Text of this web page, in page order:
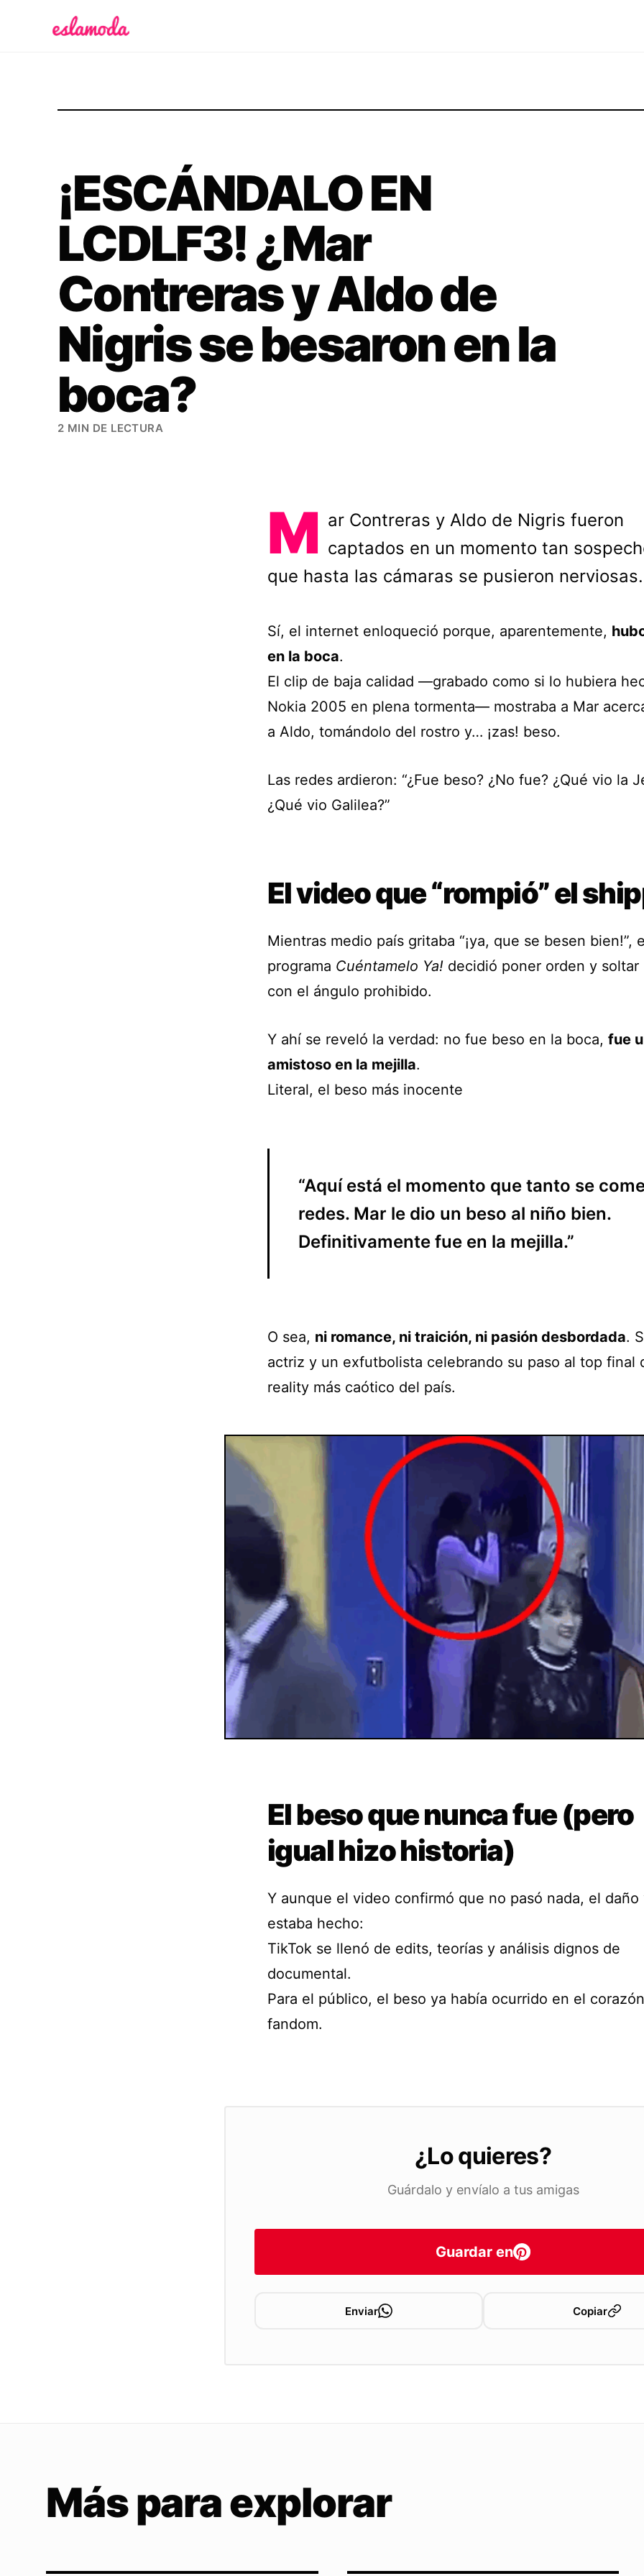
¡ESCÁNDALO EN
LCDLF3! ¿Mar
Contreras y Aldo de
Nigris se besaron en la
boca?
2 MIN DE LECTURA
M ar Contreras y Aldo de Nigris fueron
captados en un momento tan
que hasta las cámaras se pusieron nerviosas.
Sí, el internet enloqueció porque, aparentemente,
en la boca.
El clip de baja calidad —grabado como si lo hubiera
Nokia 2005 en plena tormenta— mostraba a Mar
a Aldo, tomándolo del rostro y… ¡zas! beso.
Las redes ardieron: “¿Fue beso? ¿No fue? ¿Qué vio la
¿Qué vio Galilea?”
El video que “rompió” el
Mientras medio país gritaba “¡ya, que se besen bien!”,
programa Cuéntamelo Ya! decidió poner orden y soltar
con el ángulo prohibido.
Y ahí se reveló la verdad: no fue beso en la boca, fue
amistoso en la mejilla.
Literal, el beso más inocente
“Aquí está el momento que tanto se
redes. Mar le dio un beso al niño bien.
Definitivamente fue en la mejilla.”
O sea, ni romance, ni traición, ni pasión desbordada.
actriz y un exfutbolista celebrando su paso al top final
reality más caótico del país.
El beso que nunca fue (pero
igual hizo historia)
Y aunque el video confirmó que no pasó nada, el daño
estaba hecho:
TikTok se llenó de edits, teorías y análisis dignos de
documental.
Para el público, el beso ya había ocurrido en el
fandom.
¿Lo quieres?
Guárdalo y envíalo a tus amigas
Guardar en
Enviar Copiar
Más para explorar